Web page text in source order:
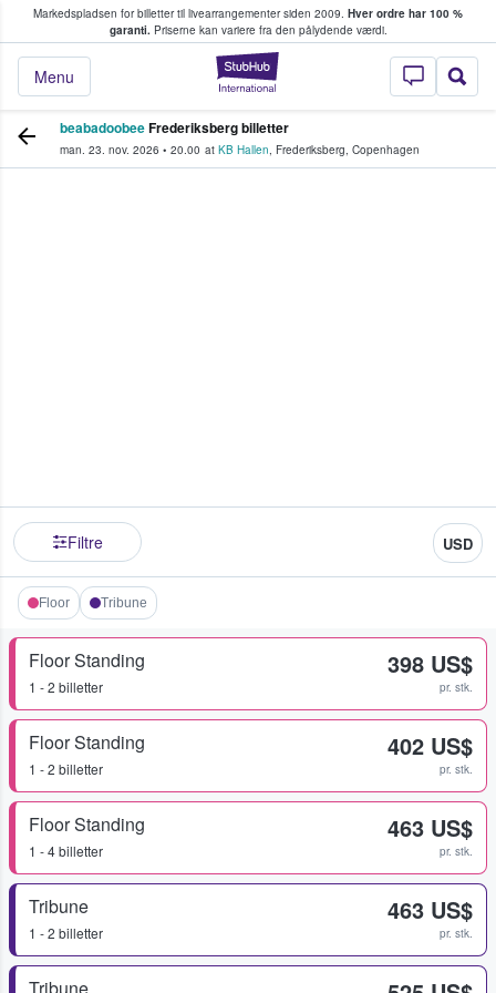
Markedspladsen for billetter til livearrangementer siden 2009. Hver ordre har 100 %
garanti.Priserne kan variere fra den pålydende værdi.
StubHub - Hvor
Menu
køber og sælger billetter
beabadoobeeFrederiksberg billetter
man. 23. nov. 2026 • 20.00 at KB Hallen, Frederiksberg, Copenhagen
Filtre USD
Floor Tribune
Floor Standing
1 - 2 billetter
398 US$
pr. stk.
Floor Standing
1 - 2 billetter
402 US$
pr. stk.
Floor Standing
1 - 4 billetter
463 US$
pr. stk.
Tribune
1 - 2 billetter
463 US$
pr. stk.